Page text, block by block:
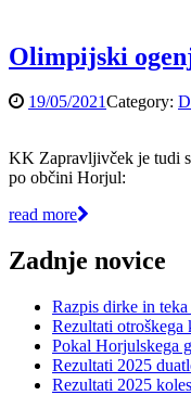
Olimpijski
19/05/2021Category:
KK Zapravljivček je tudi
po občini Horjul:
read more
Zadnje novice
Razpis dirke in
Rezultati otroškega
Pokal Horjulskega
Rezultati 2025
Rezultati 2025